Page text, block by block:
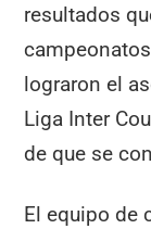
resultados
lograron el
Liga Inter
de que se
El equipo de